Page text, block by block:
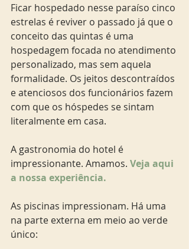
Ficar hospedado nesse paraíso cinco
estrelas é reviver o passado já que o
conceito das quintas é uma
hospedagem focada no atendimento
personalizado, mas sem aquela
formalidade. Os jeitos descontraídos
e atenciosos dos funcionários fazem
com que os hóspedes se sintam
literalmente em casa.
A gastronomia do hotel é
impressionante. Amamos. Veja aqui
a nossa experiência.
As piscinas impressionam. Há uma
na parte externa em meio ao verde
único: